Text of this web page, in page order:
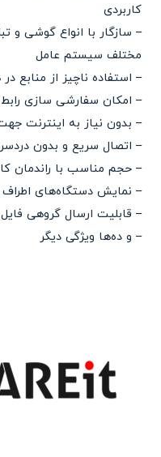
کاربردی
– سازگار با انواع گوشی و
مختلف سیستم عامل
– استفاده ناچیز از منابع
– امکان سفارشی سازی
– بدون نیاز به اینترنت
– اتصال سریع و بدون دردسر در
– حجم مناسب با راندمان
– نمایش دستگاه‌های
– قابلیت ارسال گروهی
– و ده‌ها ویژگی دیگر